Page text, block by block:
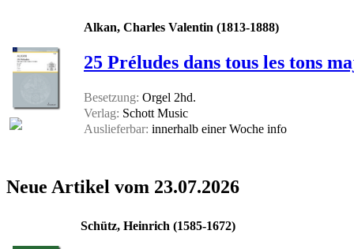
Alkan, Charles Valentin (1813-1888)
25 Préludes dans tous les tons
Besetzung: Orgel 2hd.
Verlag: Schott Music
Auslieferbar: innerhalb einer Woche info
Neue Artikel vom 23.07.2026
Schütz, Heinrich (1585-1672)